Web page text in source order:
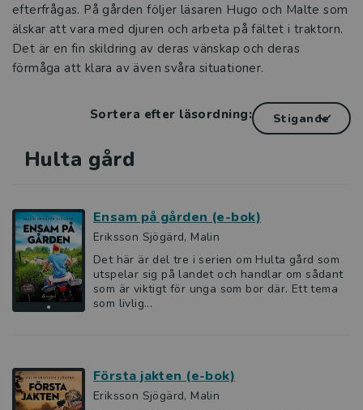
efterfrågas. På gården följer läsaren Hugo och Malte som
älskar att vara med djuren och arbeta på fältet i traktorn.
Det är en fin skildring av deras vänskap och deras
förmåga att klara av även svåra situationer.
Sortera efter läsordning:
Hulta gård
Ensam på gården (e-bok)
Eriksson Sjögärd, Malin
Det här är del tre i serien om Hulta gård som
utspelar sig på landet och handlar om sådant
som är viktigt för unga som bor där. Ett tema
som livlig...
Första jakten (e-bok)
Eriksson Sjögärd, Malin